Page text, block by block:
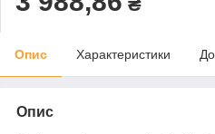
Опис Характеристики
Опис